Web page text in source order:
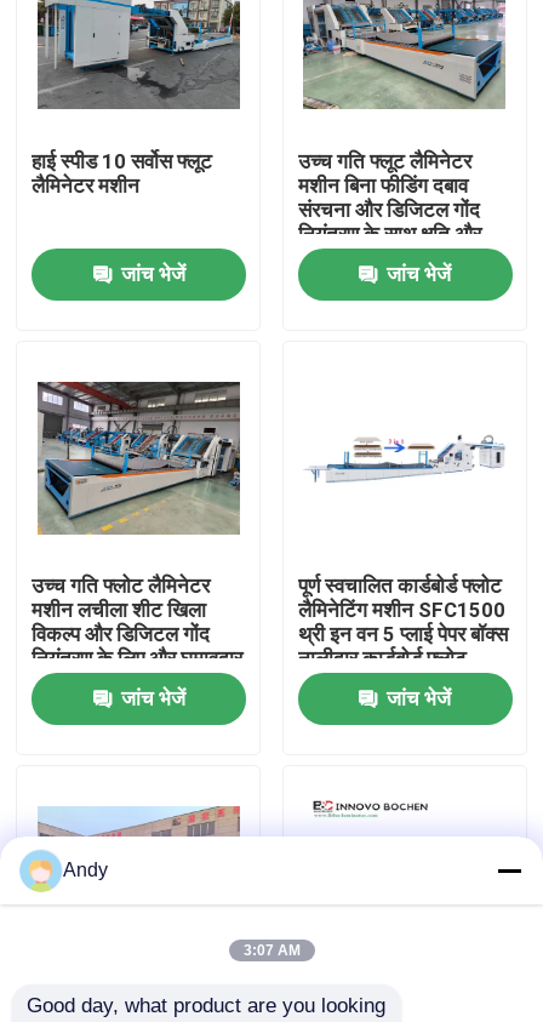
उत्पादों
वीआर शो
कारखाना भ्रमण
गुणवत्ता नियंत्रण
हाई स्पीड बांसुरी लैमिनेटर मशीन
लिथो लेमिनेटर
हाई स्पीड 10 सर्वोस फ्लूट
लैमिनेटर मशीन
जांच भेजें
उच्च गति फ्लूट लैमिनेटर
मशीन बिना फीडिंग दबाव
संरचना और डिजिटल गोंद
नियंत्रण के साथ क्षति और
गोंद अपशिष्ट को कम करने के
लिए
जांच भेजें
उच्च गति फ्लोट लैमिनेटर
मशीन लचीला शीट खिला
विकल्प और डिजिटल गोंद
नियंत्रण के लिए और घुमावदार
लैमिनेशन की पेशकश
जांच भेजें
पूर्ण स्वचालित कार्डबोर्ड फ्लोट
लैमिनेटिंग मशीन SFC1500
थ्री इन वन 5 प्लाई पेपर बॉक्स
नालीदार कार्डबोर्ड फ्लोट
लैमिनेट मशीन
जांच भेजें
200 मीटर/मिनट की गति के उच्च गति बांसुरी लेमिनेटिंग
Andy
3:07 AM
Good day, what product are you looking